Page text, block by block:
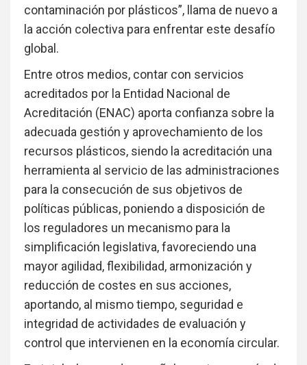
contaminación por plásticos”, llama de nuevo a
la acción colectiva para enfrentar este desafío
global.
Entre otros medios, contar con servicios
acreditados por la Entidad Nacional de
Acreditación (ENAC) aporta confianza sobre la
adecuada gestión y aprovechamiento de los
recursos plásticos, siendo la acreditación una
herramienta al servicio de las administraciones
para la consecución de sus objetivos de
políticas públicas, poniendo a disposición de
los reguladores un mecanismo para la
simplificación legislativa, favoreciendo una
mayor agilidad, flexibilidad, armonización y
reducción de costes en sus acciones,
aportando, al mismo tiempo, seguridad e
integridad de actividades de evaluación y
control que intervienen en la economía circular.